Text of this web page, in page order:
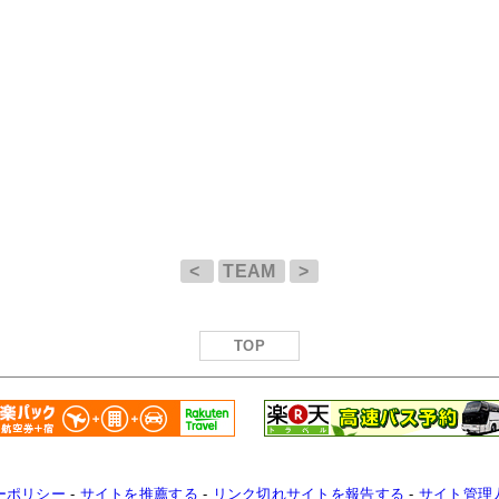
< TEAM >
TOP
ポリシー - サイトを推薦する - リンク切れサイトを報告する - サイト管理